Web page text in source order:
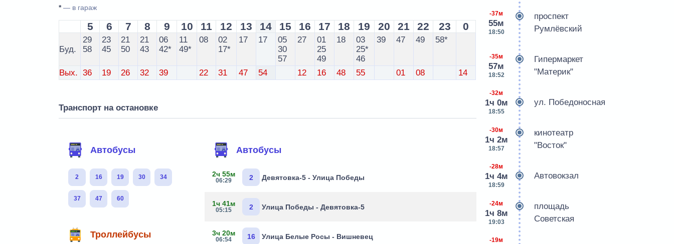
*— в гараж
5 6 7 8 9 10 11 12 13 14 15 16 17 18 19 20 21 22 23 0
Буд.
29
58
23
45
21
50
21
43
06
42*
11
49*
08
02
17*
17 17
05
30
57
27
01
25
49
18
03
25*
46
39 47 49 58*
Вых. 36 19 26 32 39 22 31 47 54 12 16 48 55 01 08 14
Транспорт на остановке
Автобусы
2 16 19 30 34
37 47 60
Троллейбусы
Автобусы
2ч 55м
06:29 2 Девятовка-5 - Улица Победы
1ч 41м
05:15 2 Улица Победы - Девятовка-5
3ч 20м
06:54 16 Улица Белые Росы - Вишневец
-37м
55м
18:50
проспект
Румлёвский
-35м
57м
18:52
Гипермаркет
"Материк"
-32м
1ч 0м
18:55
ул. Победоносная
-30м
1ч 2м
18:57
кинотеатр
"Восток"
-28м
1ч 4м
18:59
Автовокзал
-24м
1ч 8м
19:03
площадь
Советская
-19м